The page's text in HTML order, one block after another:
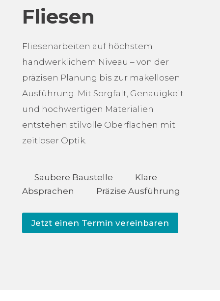
Fliesen
Fliesenarbeiten auf höchstem
handwerklichem Niveau – von der
präzisen Planung bis zur makellosen
Ausführung. Mit Sorgfalt, Genauigkeit
und hochwertigen Materialien
entstehen stilvolle Oberflächen mit
zeitloser Optik.
Saubere Baustelle
Klare
Absprachen
Präzise Ausführung
Jetzt einen Termin vereinbaren